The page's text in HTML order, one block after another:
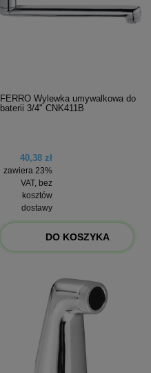
FERRO Wylewka umywalkowa do
baterii 3/4" CNK411B
40,38 zł
zawiera 23%
VAT, bez
kosztów
dostawy
DO KOSZYKA